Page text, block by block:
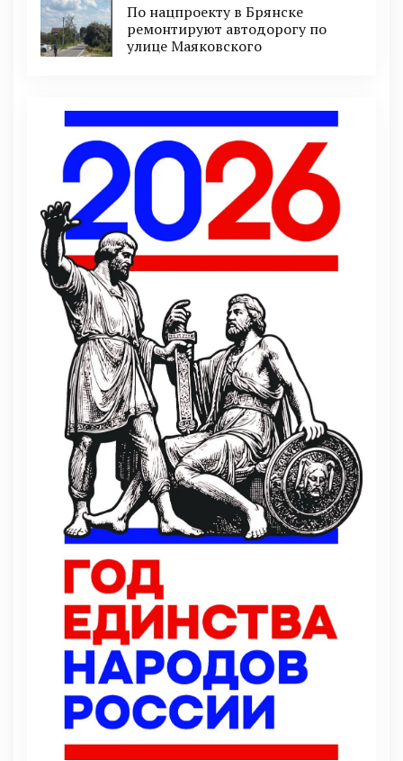
По нацпроекту в Брянске
ремонтируют автодорогу по
улице Маяковского